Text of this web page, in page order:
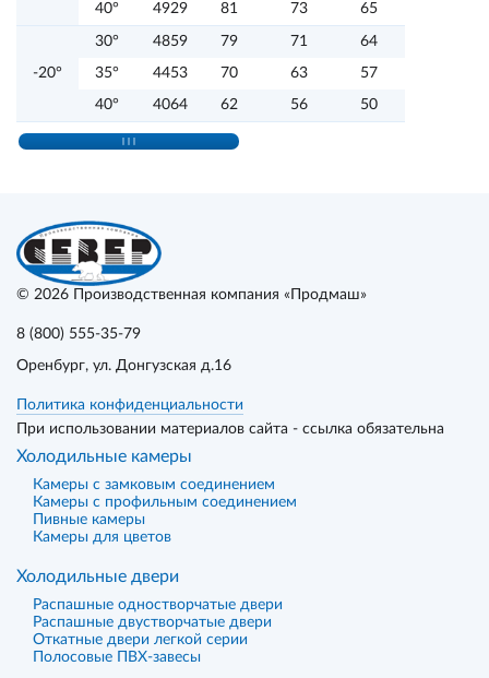
40° 4929 81 73 65
-20°
30° 4859 79 71 64
35° 4453 70 63 57
40° 4064 62 56 50
© 2026 Производственная компания «Продмаш»
8 (800) 555-35-79
Оренбург, ул. Донгузская д.16
Политика конфиденциальности
При использовании материалов сайта - ссылка обязательна
Холодильные камеры
Камеры с замковым соединением
Камеры с профильным соединением
Пивные камеры
Камеры для цветов
Холодильные двери
Распашные одностворчатые двери
Распашные двустворчатые двери
Откатные двери легкой серии
Полосовые ПВХ-завесы